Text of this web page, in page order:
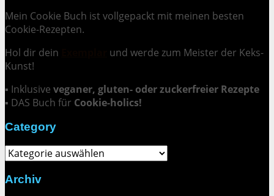
Mein Cookie Buch ist vollgepackt mit meinen besten
Cookie-Rezepten.
Hol dir dein
und werde zum Meister der Keks-
Kunst!
▪ Inklusive veganer, gluten- oder zuckerfreier Rezepte
▪ DAS Buch für Cookie-holics!
Category
Category
Archiv